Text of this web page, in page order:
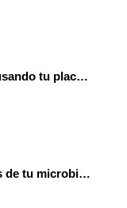
Mide datos en directo usando tu placa microbit y programando con MakeCode dos placas conectadas por radio
Utiliza las posibilidades de tu microbit programando com MakeCode para medir temperatura y nivel de luz con Datalogger